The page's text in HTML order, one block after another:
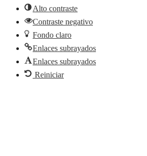
Alto contraste
Contraste negativo
Fondo claro
Enlaces subrayados
Enlaces subrayados
Reiniciar